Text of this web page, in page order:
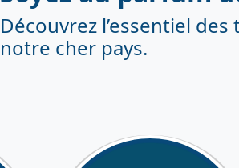
Découvrez l’essentiel
notre cher pays.